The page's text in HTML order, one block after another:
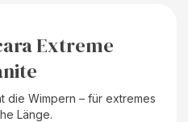
Extreme
die Wimpern – für extremes
Länge.